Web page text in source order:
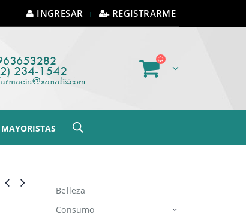
INGRESAR REGISTRARME
MAYORISTAS
Belleza
Consumo